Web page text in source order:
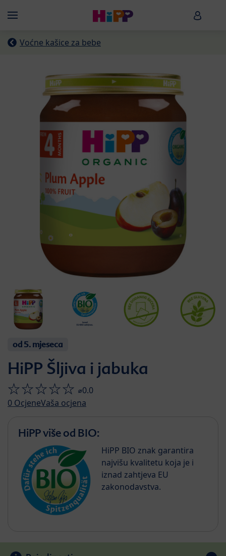
Menü HiPP
Voćne kašice za bebe
od 5. mjeseca
HiPP Šljiva i jabuka
⌀0.0
0 OcjeneVaša ocjena
HiPP više od BIO:
HiPP BIO znak garantira
najvišu kvalitetu koja je i
iznad zahtjeva EU
zakonodavstva.